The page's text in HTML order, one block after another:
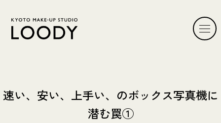
速い、安い、上手い、のボックス写真機に
潜む罠①